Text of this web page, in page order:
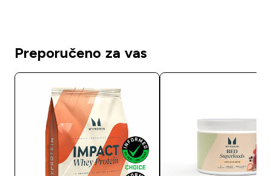
Preporučeno za vas